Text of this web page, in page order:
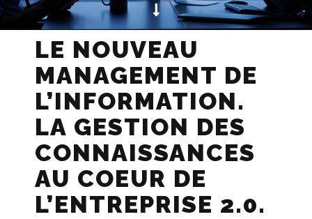
LE NOUVEAU
MANAGEMENT DE
L’INFORMATION.
LA GESTION DES
CONNAISSANCES
AU COEUR DE
L’ENTREPRISE 2.0.